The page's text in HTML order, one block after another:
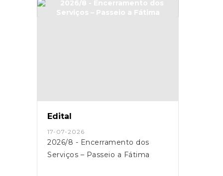
Edital
17-07-2026
2026/8 - Encerramento dos
Serviços – Passeio a Fátima